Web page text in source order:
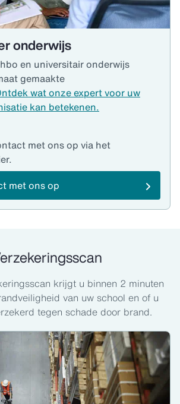
onderwijs
en universitair onderwijs
gemaakte
wat onze expert voor uw
kan betekenen.
met ons op via het
met ons op
krijgt u binnen 2 minuten
van uw school en of u
tegen schade door brand.